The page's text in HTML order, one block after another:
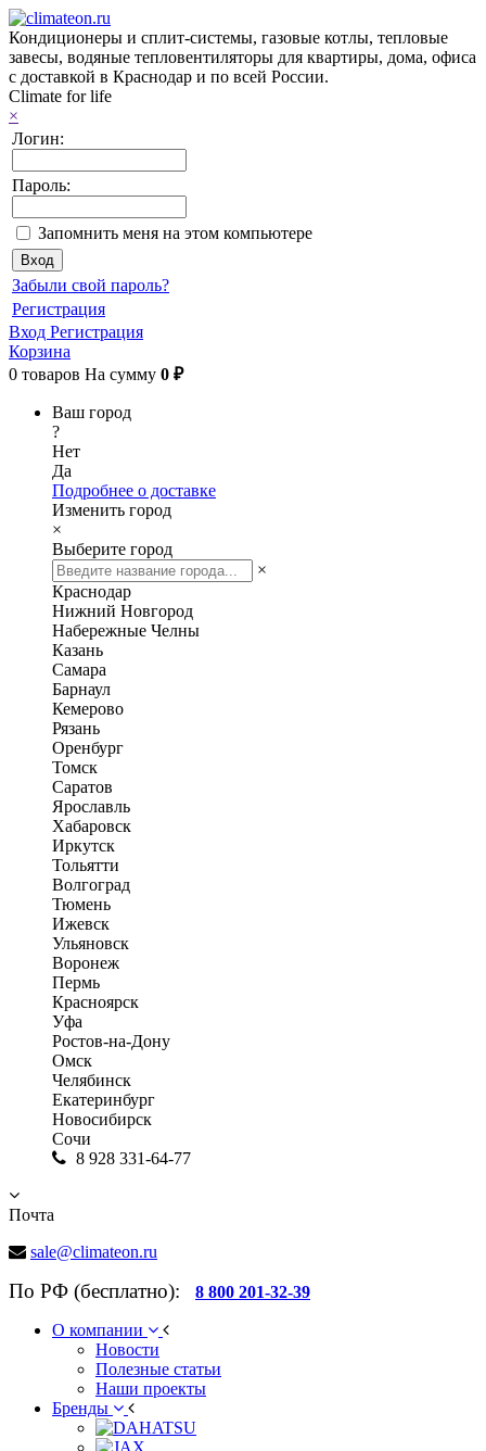
Кондиционеры и сплит-системы, газовые котлы, тепловые
завесы, водяные тепловентиляторы для квартиры, дома, офиса
с доставкой в Краснодар и по всей России.
Climate for life
×
Логин:
Пароль:
Запомнить меня на этом компьютере
Забыли свой пароль?
Регистрация
Вход Регистрация
Корзина
0 товаров На сумму 0 ₽
Ваш город
?
Нет
Да
Подробнее о доставке
Изменить город
×
Выберите город
×
Краснодар
Нижний Новгород
Набережные Челны
Казань
Самара
Барнаул
Кемерово
Рязань
Оренбург
Томск
Саратов
Ярославль
Хабаровск
Иркутск
Тольятти
Волгоград
Тюмень
Ижевск
Ульяновск
Воронеж
Пермь
Красноярск
Уфа
Ростов-на-Дону
Омск
Челябинск
Екатеринбург
Новосибирск
Сочи
8 928 331-64-77
Почта
sale@climateon.ru
По РФ (бесплатно): 8 800 201-32-39
О компании
Новости
Полезные статьи
Наши проекты
Бренды